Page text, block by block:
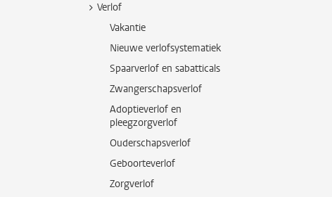
Verlof
Vakantie
Nieuwe verlofsystematiek
Spaarverlof en sabatticals
Zwangerschapsverlof
Adoptieverlof en
pleegzorgverlof
Ouderschapsverlof
Geboorteverlof
Zorgverlof